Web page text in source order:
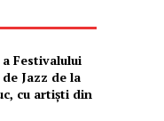
Festivalului
Jazz de la
cu artişti din